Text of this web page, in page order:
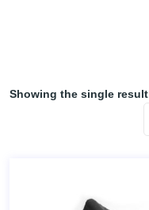
Showing the single result